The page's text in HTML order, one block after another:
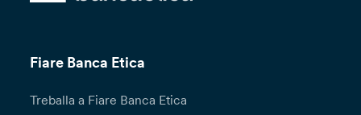
Fiare Banca Etica
Treballa a Fiare Banca Etica